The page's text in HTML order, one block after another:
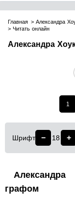
Главная Александра
Читать онлайн
Александра
1
Шрифт − 18 +
графом